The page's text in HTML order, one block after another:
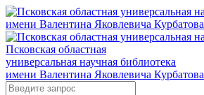
Псковская областная
универсальная научная библиотека
имени Валентина Яковлевича Курбатова